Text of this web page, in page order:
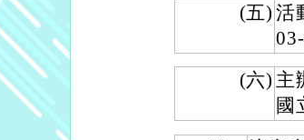
(五) 活
(六) 主
國